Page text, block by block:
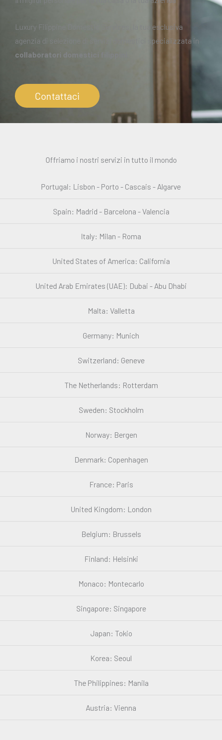
Luxury Filippine Domestic Services, la tua esclusiva
agenzia di selezione di servizi domestici specializzata in
collaboratori domestici filippini
Contattaci
Offriamo i nostri servizi in tutto il mondo
Portugal: Lisbon - Porto - Cascais - Algarve
Spain: Madrid - Barcelona - Valencia
Italy: Milan - Roma
United States of America: California
United Arab Emirates (UAE): Dubai - Abu Dhabi
Malta: Valletta
Germany: Munich
Switzerland: Geneve
The Netherlands: Rotterdam
Sweden: Stockholm
Norway: Bergen
Denmark: Copenhagen
France: Paris
United Kingdom: London
Belgium: Brussels
Finland: Helsinki
Monaco: Montecarlo
Singapore: Singapore
Japan: Tokio
Korea: Seoul
The Philippines: Manila
Austria: Vienna